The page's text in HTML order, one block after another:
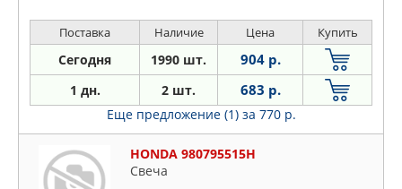
Поставка Наличие Цена Купить
Сегодня 1990 шт. 904 р.
1 дн. 2 шт. 683 р.
Еще предложение (1) за 770 р.
HONDA 980795515H
Свеча